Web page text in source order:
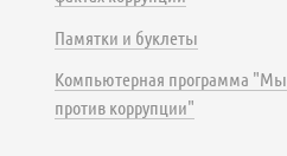
Памятки и буклеты
Компьютерная программа "Мы
против коррупции"